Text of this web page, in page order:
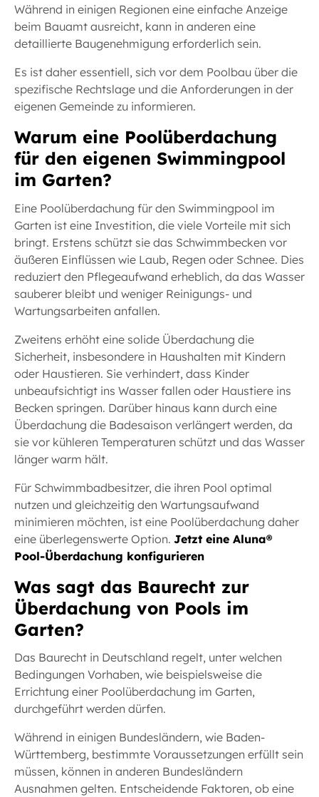
Während in einigen Regionen eine einfache Anzeige
beim Bauamt ausreicht, kann in anderen eine
detaillierte Baugenehmigung erforderlich sein.
Es ist daher essentiell, sich vor dem Poolbau über die
spezifische Rechtslage und die Anforderungen in der
eigenen Gemeinde zu informieren.
Warum eine Poolüberdachung
für den eigenen Swimmingpool
im Garten?
Eine Poolüberdachung für den Swimmingpool im
Garten ist eine Investition, die viele Vorteile mit sich
bringt. Erstens schützt sie das Schwimmbecken vor
äußeren Einflüssen wie Laub, Regen oder Schnee. Dies
reduziert den Pflegeaufwand erheblich, da das Wasser
sauberer bleibt und weniger Reinigungs- und
Wartungsarbeiten anfallen.
Zweitens erhöht eine solide Überdachung die
Sicherheit, insbesondere in Haushalten mit Kindern
oder Haustieren. Sie verhindert, dass Kinder
unbeaufsichtigt ins Wasser fallen oder Haustiere ins
Becken springen. Darüber hinaus kann durch eine
Überdachung die Badesaison verlängert werden, da
sie vor kühleren Temperaturen schützt und das Wasser
länger warm hält.
Für Schwimmbadbesitzer, die ihren Pool optimal
nutzen und gleichzeitig den Wartungsaufwand
minimieren möchten, ist eine Poolüberdachung daher
eine überlegenswerte Option. Jetzt eine Aluna®
Pool-Überdachung konfigurieren
Was sagt das Baurecht zur
Überdachung von Pools im
Garten?
Das Baurecht in Deutschland regelt, unter welchen
Bedingungen Vorhaben, wie beispielsweise die
Errichtung einer Poolüberdachung im Garten,
durchgeführt werden dürfen.
Während in einigen Bundesländern, wie Baden-
Württemberg, bestimmte Voraussetzungen erfüllt sein
müssen, können in anderen Bundesländern
Ausnahmen gelten. Entscheidende Faktoren, ob eine